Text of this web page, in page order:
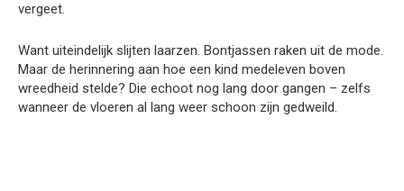
vergeet.
Want uiteindelijk slijten laarzen. Bontjassen raken uit de mode.
Maar de herinnering aan hoe een kind medeleven boven
wreedheid stelde? Die echoot nog lang door gangen – zelfs
wanneer de vloeren al lang weer schoon zijn gedweild.